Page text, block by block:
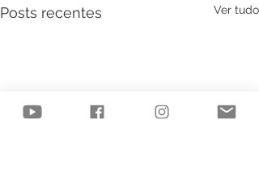
Posts recentes Ver tudo